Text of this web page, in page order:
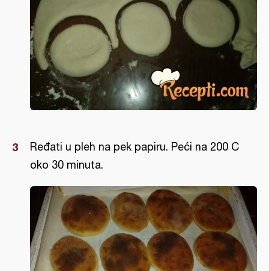
Ređati u pleh na pek papiru. Peći na 200 C
oko 30 minuta.